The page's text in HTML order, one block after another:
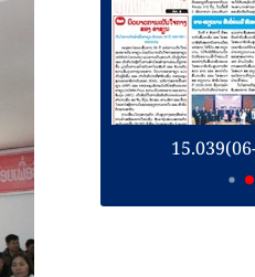
2026)